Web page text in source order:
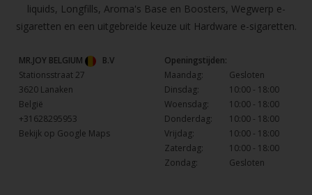
liquids, Longfills, Aroma's Base en Boosters, Wegwerp e-
sigaretten en een uitgebreide keuze uit Hardware e-sigaretten.
MR.JOY BELGIUM
B.V
Stationsstraat 27
3620 Lanaken
België
+31628295953
Bekijk op Google Maps
Openingstijden:
Maandag:
Gesloten
Dinsdag:
10:00 - 18:00
Woensdag:
10:00 - 18:00
Donderdag:
10:00 - 18:00
Vrijdag:
10:00 - 18:00
Zaterdag:
10:00 - 18:00
Zondag:
Gesloten